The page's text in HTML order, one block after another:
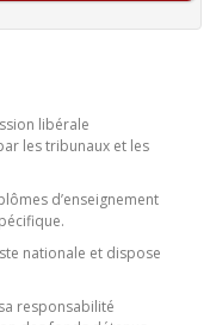
libérale
les tribunaux et les
d’enseignement
nationale et dispose
responsabilité